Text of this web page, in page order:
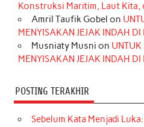
k
a
m
s
t
n
Konstruksi Maritim, Laut Kita,
Amril Taufik Gobel on
MENYISAKAN JEJAK INDAH DI
Musniaty Musni on UNTUK
MENYISAKAN JEJAK INDAH DI
POSTING TERAKHIR
Sebelum Kata Menjadi